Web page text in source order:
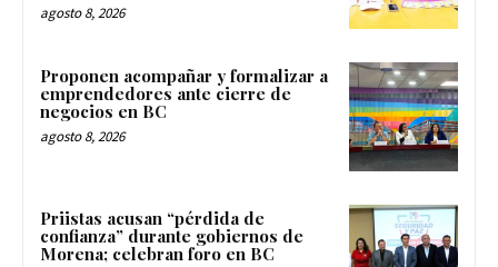
agosto 8, 2026
Proponen acompañar y formalizar a
emprendedores ante cierre de
negocios en BC
agosto 8, 2026
Priistas acusan “pérdida de
confianza” durante gobiernos de
Morena; celebran foro en BC